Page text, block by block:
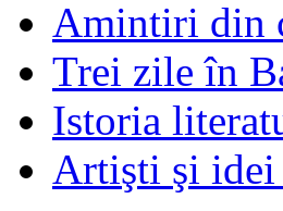
Amintiri din
Trei zile în
Istoria
Artişti şi idei